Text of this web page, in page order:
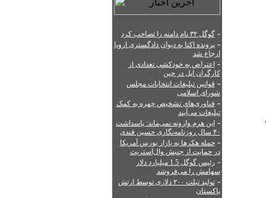
-گوگل ۳۲ نام دامنه را تصاحب کرد
-پرونده اکتا به دیوان دادگستری اروپا
ارجاع شد
- اعتراض به خودکشی تعدادی از
کارگران اپل در چین
- قوانین تبلیغات انتخابات مجلس
شورای اسلامی
- فناوری‌های تشخیص چهره به کمک
تبلیغات می‌آیند
-این هرم وارونه نمی‌ماند: پاسداشت
۴۰ سال روزنامه‌نگاری حسین قندی
-حمله هکرها به بازار بورس آمریکا
در حمایت از جنبش وال‌استریت
-
رئیس گوگل 1.5 میلیارد دلار
سهامش را می‌فروشد
-
تولید تبلت ۲۰۰ دلاری توسط ارتش
پاکستان